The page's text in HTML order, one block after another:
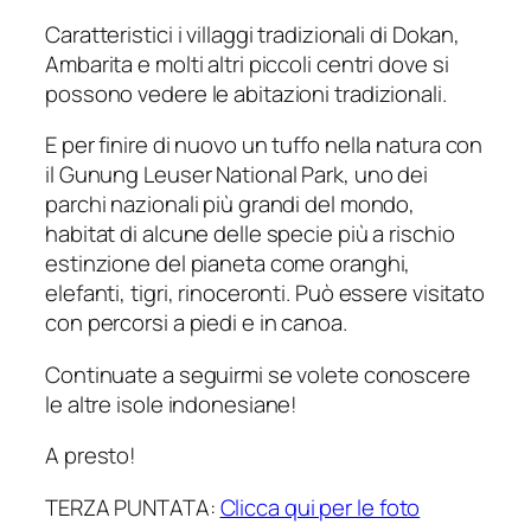
Caratteristici i villaggi tradizionali di Dokan,
Ambarita e molti altri piccoli centri dove si
possono vedere le abitazioni tradizionali.
E per finire di nuovo un tuffo nella natura con
il Gunung Leuser National Park, uno dei
parchi nazionali più grandi del mondo,
habitat di alcune delle specie più a rischio
estinzione del pianeta come oranghi,
elefanti, tigri, rinoceronti. Può essere visitato
con percorsi a piedi e in canoa.
Continuate a seguirmi se volete conoscere
le altre isole indonesiane!
A presto!
TERZA PUNTATA:Clicca qui per le foto